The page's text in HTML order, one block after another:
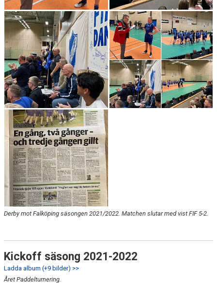
Derby mot Falköping säsongen 2021/2022. Matchen slutar med vist FIF 5-2.
Kickoff säsong 2021-2022
Ladda album (+9 bilder) >>
Året Paddelturnering.